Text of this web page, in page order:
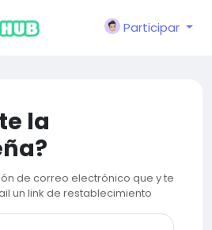
Participar
la
de correo electrónico que y te
un link de restablecimiento